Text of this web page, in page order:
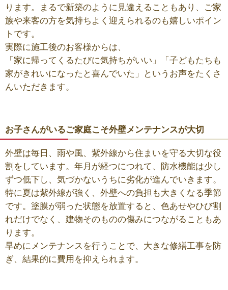
ります。まるで新築のように見違えることもあり、ご家
族や来客の方を気持ちよく迎えられるのも嬉しいポイン
トです。
実際に施工後のお客様からは、
「家に帰ってくるたびに気持ちがいい」「子どもたちも
家がきれいになったと喜んでいた」というお声をたくさ
んいただきます。
お子さんがいるご家庭こそ外壁メンテナンスが大切
外壁は毎日、雨や風、紫外線から住まいを守る大切な役
割をしています。年月が経つにつれて、防水機能は少し
ずつ低下し、気づかないうちに劣化が進んでいきます。
特に夏は紫外線が強く、外壁への負担も大きくなる季節
です。塗膜が弱った状態を放置すると、色あせやひび割
れだけでなく、建物そのものの傷みにつながることもあ
ります。
早めにメンテナンスを行うことで、大きな修繕工事を防
ぎ、結果的に費用を抑えられます。